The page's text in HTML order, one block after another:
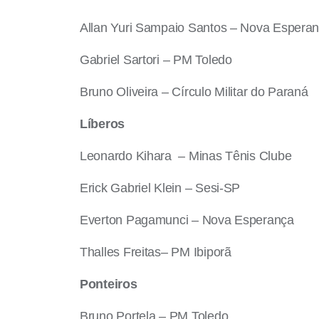
Allan Yuri Sampaio Santos – Nova
Gabriel Sartori – PM Toledo
Bruno Oliveira – Círculo Militar do Paraná
Líberos
Leonardo Kihara – Minas Tênis Clube
Erick Gabriel Klein – Sesi-SP
Everton Pagamunci – Nova Esperança
Thalles Freitas– PM Ibiporã
Ponteiros